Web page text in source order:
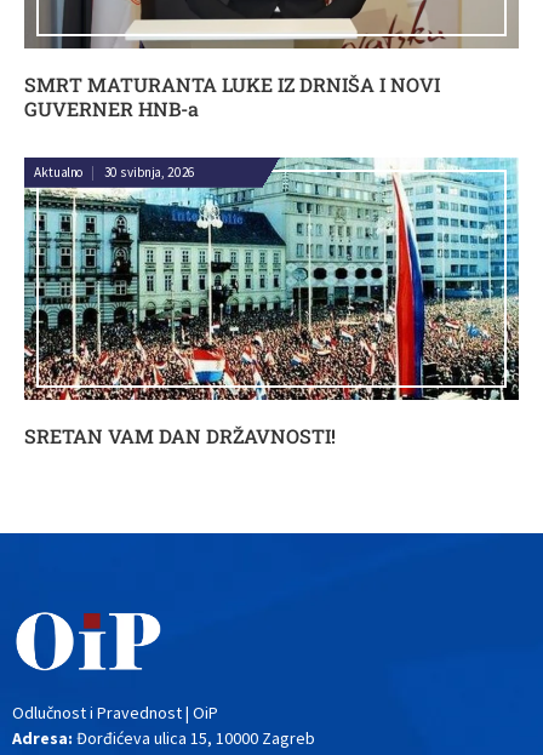
SMRT MATURANTA LUKE IZ DRNIŠA I NOVI
GUVERNER HNB-a
SRETAN VAM DAN DRŽAVNOSTI!
Aktualno | 30 svibnja, 2026
Odlučnost i Pravednost | OiP
Adresa: Đorđićeva ulica 15, 10000 Zagreb